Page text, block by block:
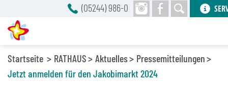
Startseite RATHAUS Aktuelles
Pressemitteilungen
Jetzt anmelden für den Jakobimarkt 2024
(05244) 986-0